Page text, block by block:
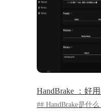
HandBrake ：好
## HandBrake是什么？ 简单说，HandBrake